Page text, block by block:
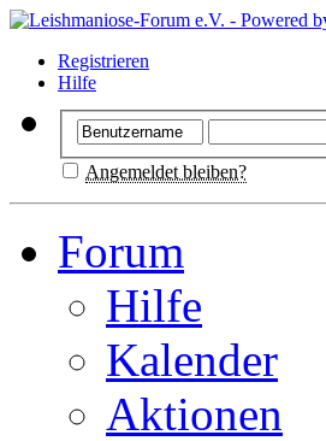
Registrieren
Hilfe
Angemeldet bleiben?
Forum
Hilfe
Kalender
Aktionen